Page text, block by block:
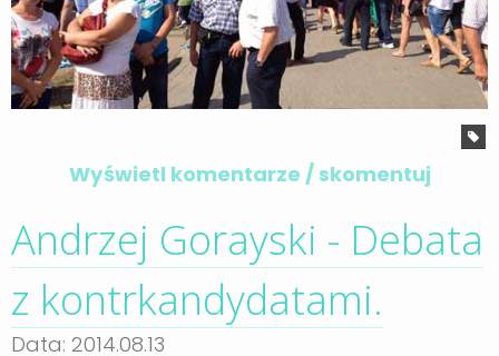
Wyświetl komentarze / skomentuj
Andrzej Gorayski - Debata
z kontrkandydatami.
Data: 2014.08.13